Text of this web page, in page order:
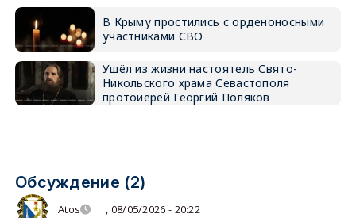
В Крыму простились с орденоносными
участниками СВО
Ушёл из жизни настоятель Свято-
Никольского храма Севастополя
протоиерей Георгий Поляков
Обсуждение (2)
Atos пт, 08/05/2026 - 20:22